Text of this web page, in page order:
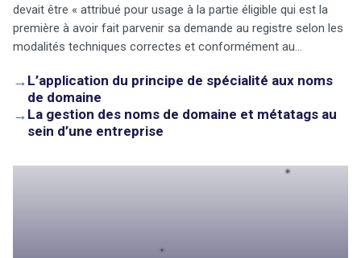
devait être « attribué pour usage à la partie éligible qui est la
première à avoir fait parvenir sa demande au registre selon les
modalités techniques correctes et conformément au…
→ L’application du principe de spécialité aux noms
de domaine
→ La gestion des noms de domaine et métatags au
sein d’une entreprise